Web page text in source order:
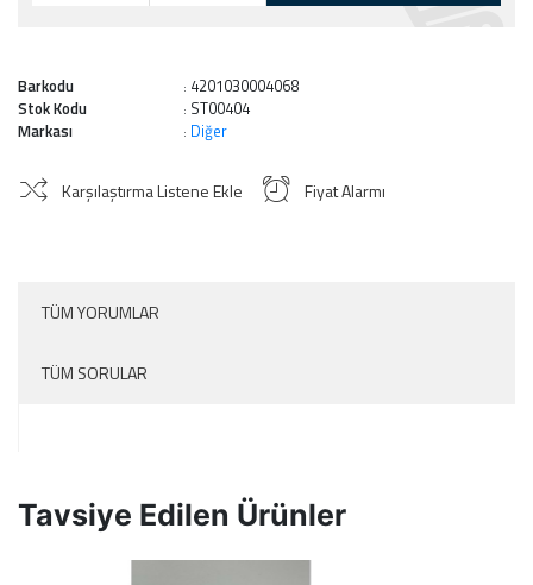
Barkodu : 4201030004068
Stok Kodu
: ST00404
Markası
: Diğer
Karşılaştırma Listene Ekle Fiyat Alarmı
TÜM YORUMLAR
TÜM SORULAR
Tavsiye Edilen Ürünler